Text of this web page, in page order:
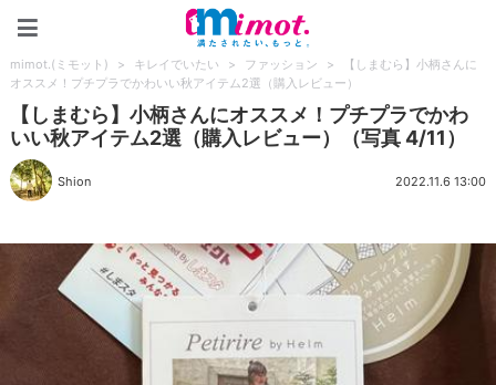
mimot.(ミモット) > キレイでいたい > ファッション >
【しまむら】小柄さんに
オススメ！プチプラでかわいい秋アイテム2選（購入レビュー）
【しまむら】小柄さんにオススメ！プチプラでかわ
いい秋アイテム2選（購入レビュー）（写真 4/11）
Shion 2022.11.6 13:00